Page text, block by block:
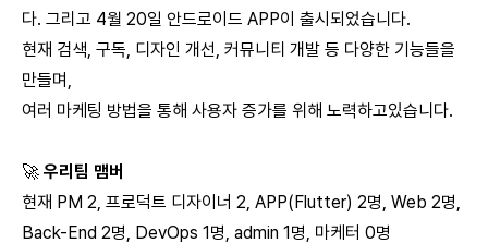
다. 그리고 4월 20일 안드로이드 APP이 출시되었습니다.
현재 검색, 구독, 디자인 개선, 커뮤니티 개발 등 다양한 기능들을
만들며,
여러 마케팅 방법을 통해 사용자 증가를 위해 노력하고있습니다.
🚀 우리팀 맴버
현재 PM 2, 프로덕트 디자이너 2, APP(Flutter) 2명, Web 2명,
Back-End 2명, DevOps 1명, admin 1명, 마케터 0명